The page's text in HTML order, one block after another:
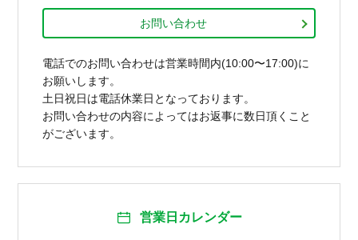
お問い合わせ
電話でのお問い合わせは営業時間内(10:00〜17:00)に
お願いします。
土日祝日は電話休業日となっております。
お問い合わせの内容によってはお返事に数日頂くこと
がございます。
営業日カレンダー